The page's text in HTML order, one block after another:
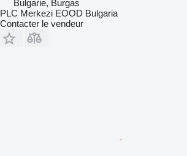
Bulgarie, Burgas
PLC Merkezi EOOD Bulgaria
Contacter le vendeur